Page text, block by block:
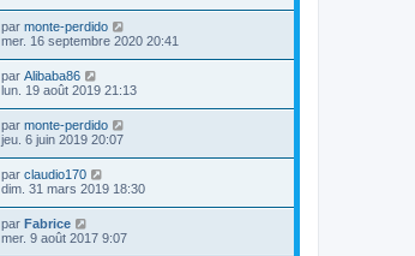
par monte-perdido
mer. 16 septembre 2020 20:41
par Alibaba86
lun. 19 août 2019 21:13
par monte-perdido
jeu. 6 juin 2019 20:07
par claudio170
dim. 31 mars 2019 18:30
par Fabrice
mer. 9 août 2017 9:07